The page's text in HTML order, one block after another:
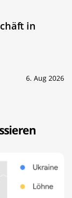
in
6. Aug 2026